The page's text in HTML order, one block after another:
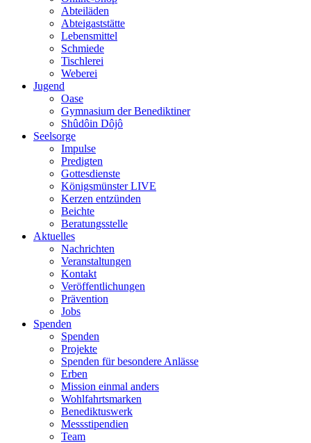
Abteiläden
Abteigaststätte
Lebensmittel
Schmiede
Tischlerei
Weberei
Jugend
Oase
Gymnasium der Benediktiner
Shûdôin Dôjô
Seelsorge
Impulse
Predigten
Gottesdienste
Königsmünster LIVE
Kerzen entzünden
Beichte
Beratungsstelle
Aktuelles
Nachrichten
Veranstaltungen
Kontakt
Veröffentlichungen
Prävention
Jobs
Spenden
Spenden
Projekte
Spenden für besondere Anlässe
Erben
Mission einmal anders
Wohlfahrtsmarken
Benediktuswerk
Messstipendien
Team